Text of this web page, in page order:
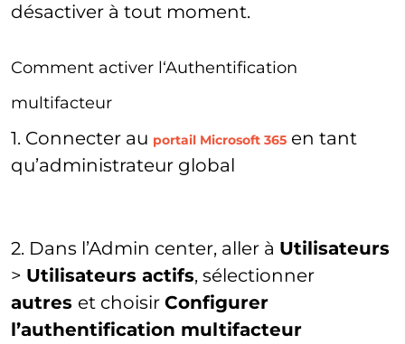
désactiver à tout moment.
Comment activer l‘Authentification
multifacteur
1. Connecter au portail Microsoft 365 en tant
qu’administrateur global
2. Dans l’Admin center, aller à Utilisateurs
> Utilisateurs actifs, sélectionner
autres et choisir Configurer
l’authentification multifacteur